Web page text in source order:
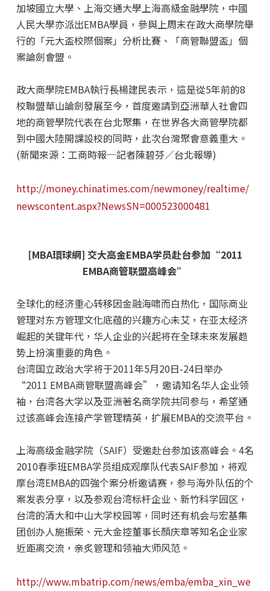
加坡國立大學、上海交通大學上海高級金融學院，中國
人民大學亦派出EMBA學員，參與上周末在政大商學院舉
行的「元大盃校際個案」分析比賽、「商管聯盟盃」個
案論劍會盟。
政大商學院EMBA執行長楊建民表示，這是從5年前的8
校聯盟華山論劍發展至今，首度邀請到亞洲華人社會四
地的商管學院代表在台北聚集，在世界各大商管學院都
到中國大陸開課設校的同時，此次台灣聚會意義重大。
(新聞來源：工商時報─記者陳碧芬／台北報導)
http://money.chinatimes.com/newmoney/realtime/
newscontent.aspx?NewsSN=000523000481
[MBA環球網] 交大高金EMBA学员赴台参加“2011
EMBA商管联盟高峰会”
全球化的经济重心转移因金融海啸而白热化，国际商业
管理对东方管理文化底蕴的兴趣方心未艾，在亚太经济
崛起的关键年代，华人企业的兴起将在全球未來发展趋
势上扮演重要的角色。
台湾国立政治大学将于2011年5月20日-24日举办
“2011 EMBA商管联盟高峰会”，邀请知名华人企业领
袖，台湾各大学以及亚洲著名商学院共同参与，希望通
过该高峰会连接产学管理精英，扩展EMBA的交流平台。
上海高级金融学院（SAIF）受邀赴台参加该高峰会。4名
2010春季班EMBA学员组成观摩队代表SAIF参加，将观
摩台湾EMBA的四強个案分析邀请赛，参与海外队伍的个
案发表分享，以及参观台湾标杆企业、新竹科学园区，
台湾的清大和中山大学校园等，同时还有机会与宏基集
团创办人施振荣、元大金控董事长顏庆章等知名企业家
近距离交流，亲炙管理和领袖大师风范。
http://www.mbatrip.com/news/emba/emba_xin_we